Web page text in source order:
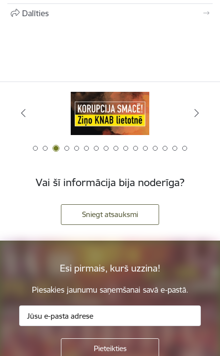
Dalīties
Vai šī informācija bija noderīga?
Sniegt atsauksmi
Esi pirmais, kurš uzzina!
Piesakies jaunumu saņemšanai savā e-pastā.